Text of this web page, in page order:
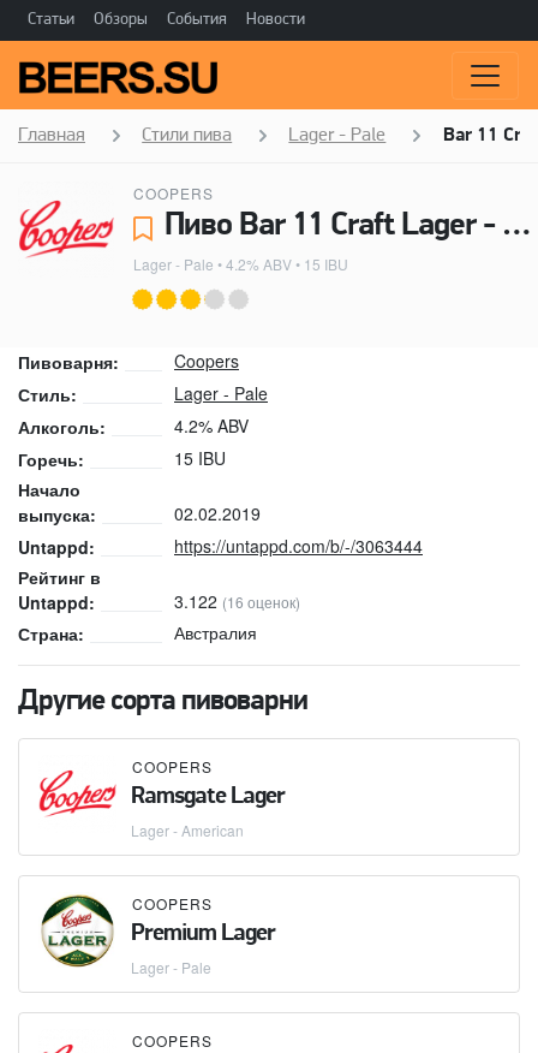
Статьи Обзоры События Новости
Главная Стили пива Lager - Pale Bar 11
COOPERS
Пиво Bar 11 Craft Lager - Coopers
Lager - Pale • 4.2% ABV • 15 IBU
Пивоварня:
Coopers
Стиль:
Lager - Pale
Алкоголь:
4.2% ABV
Горечь:
15 IBU
Начало
выпуска:
02.02.2019
Untappd:
https://untappd.com/b/-/3063444
Рейтинг в
Untappd:
3.122 (16 оценок)
Страна: Австралия
Другие сорта пивоварни
COOPERS
Ramsgate Lager
Lager - American
COOPERS
Premium Lager
Lager - Pale
COOPERS